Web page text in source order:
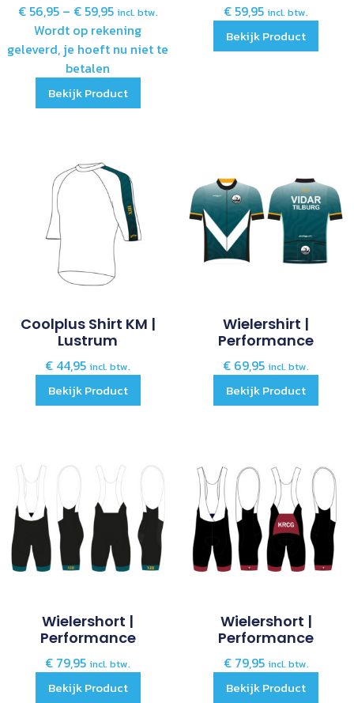
€56,95– €59,95 incl. btw.
Wordt op rekening
geleverd, je hoeft nu niet te
betalen
Bekijk Product
€ 59,95 incl. btw.
Bekijk Product
Coolplus Shirt KM |
Lustrum
€ 44,95 incl. btw.
Bekijk Product
Wielershirt |
Performance
€ 69,95 incl. btw.
Bekijk Product
Wielershort |
Performance
€ 79,95 incl. btw.
Bekijk Product
Wielershort |
Performance
€79,95 incl. btw.
Bekijk Product